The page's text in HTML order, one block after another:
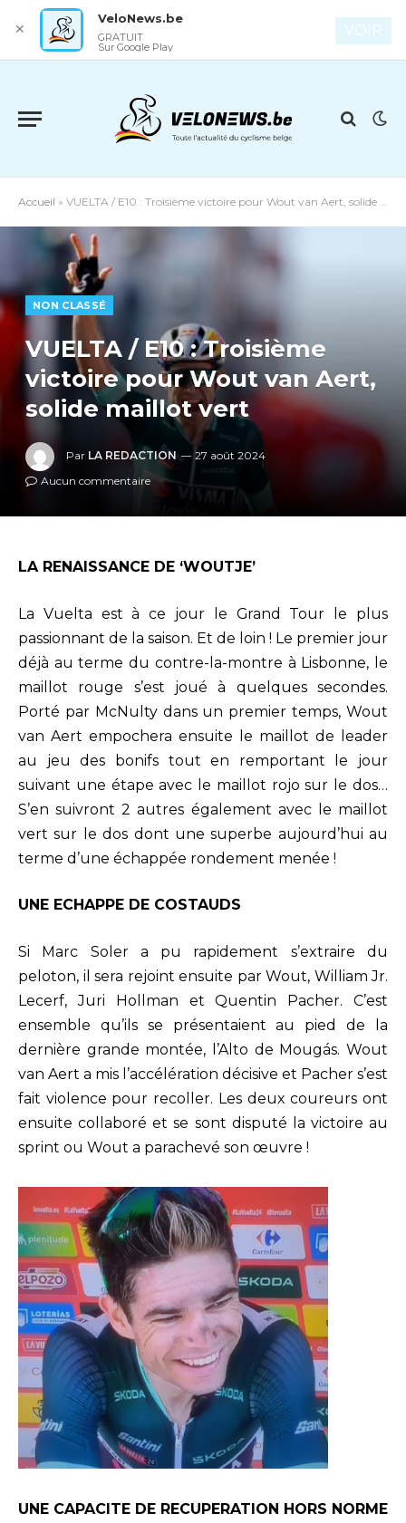
Accueil » VUELTA / E10 : Troisième victoire pour Wout van Aert, solide maillot vert
NON CLASSÉ
VUELTA / E10 : Troisième
victoire pour Wout van Aert,
solide maillot vert
Par LA REDACTION
27 août 2024
Aucun commentaire
LA RENAISSANCE DE ‘WOUTJE’
La Vuelta est à ce jour le Grand Tour le plus
passionnant de la saison. Et de loin ! Le premier jour
déjà au terme du contre-la-montre à Lisbonne, le
maillot rouge s’est joué à quelques secondes.
Porté par McNulty dans un premier temps, Wout
van Aert empochera ensuite le maillot de leader
au jeu des bonifs tout en remportant le jour
suivant une étape avec le maillot rojo sur le dos…
S’en suivront 2 autres également avec le maillot
vert sur le dos dont une superbe aujourd’hui au
terme d’une échappée rondement menée !
UNE ECHAPPE DE COSTAUDS
Si Marc Soler a pu rapidement s’extraire du
peloton, il sera rejoint ensuite par Wout, William Jr.
Lecerf, Juri Hollman et Quentin Pacher. C’est
ensemble qu’ils se présentaient au pied de la
dernière grande montée, l’Alto de Mougás. Wout
van Aert a mis l’accélération décisive et Pacher s’est
fait violence pour recoller. Les deux coureurs ont
ensuite collaboré et se sont disputé la victoire au
sprint ou Wout a parachevé son œuvre !
UNE CAPACITE DE RECUPERATION HORS NORME
✕
VeloNews.be
GRATUIT
Sur Google Play
VOIR